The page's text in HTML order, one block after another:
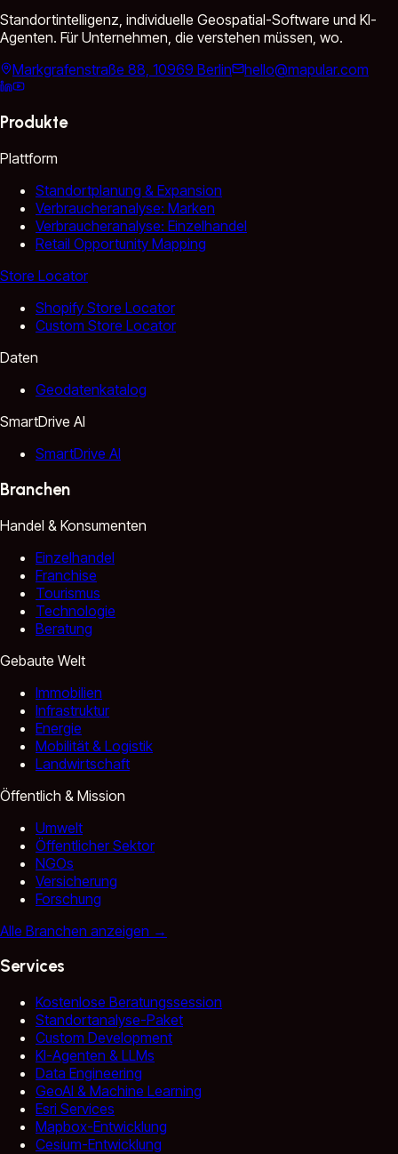
Standortintelligenz, individuelle Geospatial-Software und KI-
Agenten. Für Unternehmen, die verstehen müssen, wo.
Markgrafenstraße 88, 10969 Berlin
hello@mapular.com
Produkte
Plattform
Standortplanung & Expansion
Verbraucheranalyse: Marken
Verbraucheranalyse: Einzelhandel
Retail Opportunity Mapping
Store Locator
Shopify Store Locator
Custom Store Locator
Daten
Geodatenkatalog
SmartDrive AI
SmartDrive AI
Branchen
Handel & Konsumenten
Einzelhandel
Franchise
Tourismus
Technologie
Beratung
Gebaute Welt
Immobilien
Infrastruktur
Energie
Mobilität & Logistik
Landwirtschaft
Öffentlich & Mission
Umwelt
Öffentlicher Sektor
NGOs
Versicherung
Forschung
Alle Branchen anzeigen →
Services
Kostenlose Beratungssession
Standortanalyse-Paket
Custom Development
KI-Agenten & LLMs
Data Engineering
GeoAI & Machine Learning
Esri Services
Mapbox-Entwicklung
Cesium-Entwicklung